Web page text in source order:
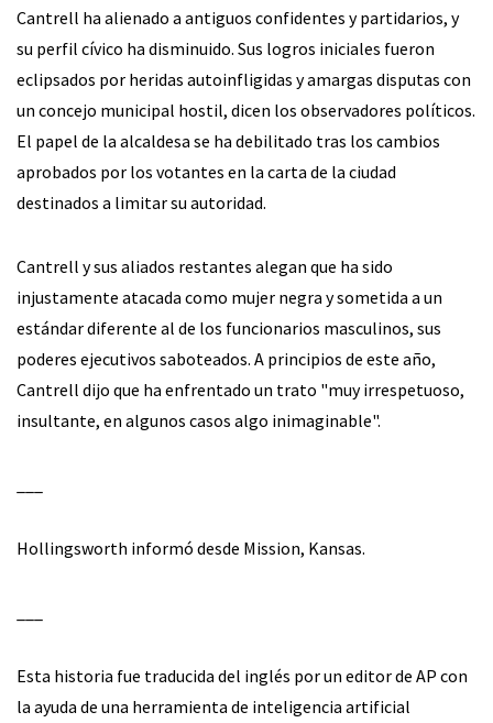
Cantrell ha alienado a antiguos confidentes y partidarios, y
su perfil cívico ha disminuido. Sus logros iniciales fueron
eclipsados por heridas autoinfligidas y amargas disputas con
un concejo municipal hostil, dicen los observadores políticos.
El papel de la alcaldesa se ha debilitado tras los cambios
aprobados por los votantes en la carta de la ciudad
destinados a limitar su autoridad.
Cantrell y sus aliados restantes alegan que ha sido
injustamente atacada como mujer negra y sometida a un
estándar diferente al de los funcionarios masculinos, sus
poderes ejecutivos saboteados. A principios de este año,
Cantrell dijo que ha enfrentado un trato "muy irrespetuoso,
insultante, en algunos casos algo inimaginable".
Hollingsworth informó desde Mission, Kansas.
Esta historia fue traducida del inglés por un editor de AP con
la ayuda de una herramienta de inteligencia artificial